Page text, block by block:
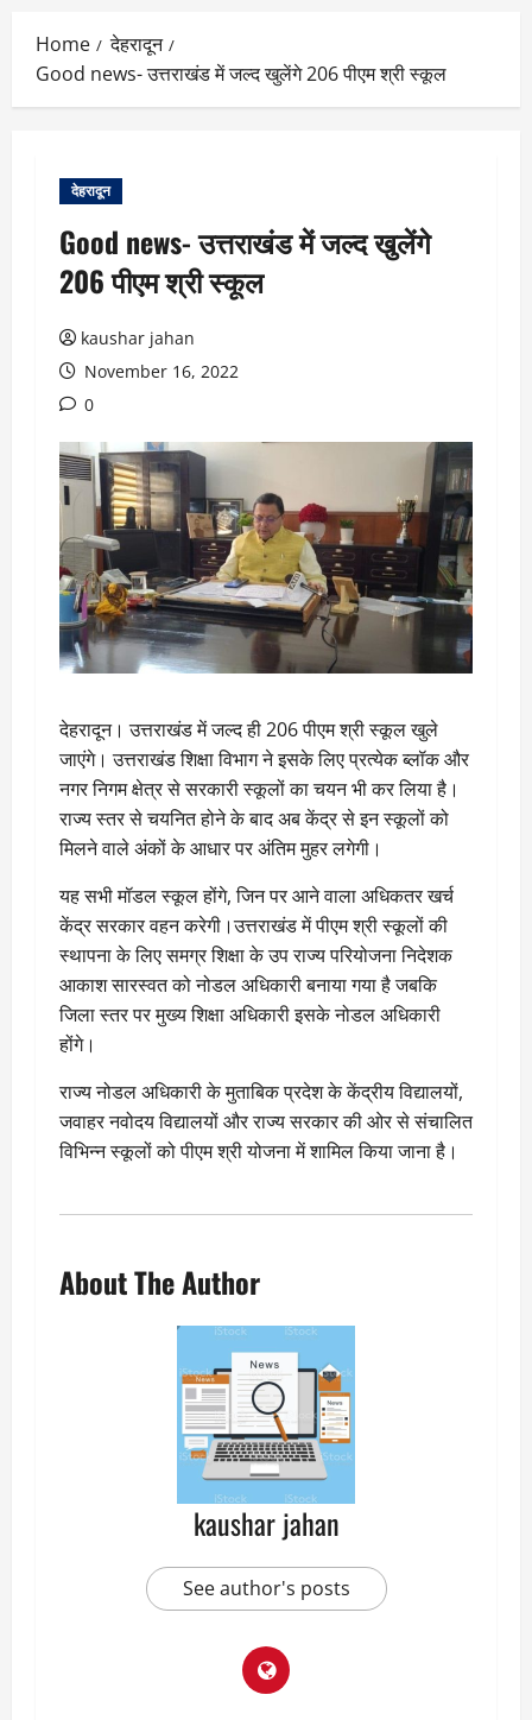
Home
देहरादून
Good news- उत्तराखंड में जल्द खुलेंगे 206 पीएम श्री स्कूल
देहरादून
Good news- उत्तराखंड में जल्द खुलेंगे
206 पीएम श्री स्कूल
kaushar jahan
November 16, 2022
0
देहरादून। उत्तराखंड में जल्द ही 206 पीएम श्री स्कूल खुले
जाएंगे। उत्तराखंड शिक्षा विभाग ने इसके लिए प्रत्येक ब्लॉक और
नगर निगम क्षेत्र से सरकारी स्कूलों का चयन भी कर लिया है।
राज्य स्तर से चयनित होने के बाद अब केंद्र से इन स्कूलों को
मिलने वाले अंकों के आधार पर अंतिम मुहर लगेगी।
यह सभी मॉडल स्कूल होंगे, जिन पर आने वाला अधिकतर खर्च
केंद्र सरकार वहन करेगी।उत्तराखंड में पीएम श्री स्कूलों की
स्थापना के लिए समग्र शिक्षा के उप राज्य परियोजना निदेशक
आकाश सारस्वत को नोडल अधिकारी बनाया गया है जबकि
जिला स्तर पर मुख्य शिक्षा अधिकारी इसके नोडल अधिकारी
होंगे।
राज्य नोडल अधिकारी के मुताबिक प्रदेश के केंद्रीय विद्यालयों,
जवाहर नवोदय विद्यालयों और राज्य सरकार की ओर से संचालित
विभिन्न स्कूलों को पीएम श्री योजना में शामिल किया जाना है।
About The Author
kaushar jahan
See author's posts